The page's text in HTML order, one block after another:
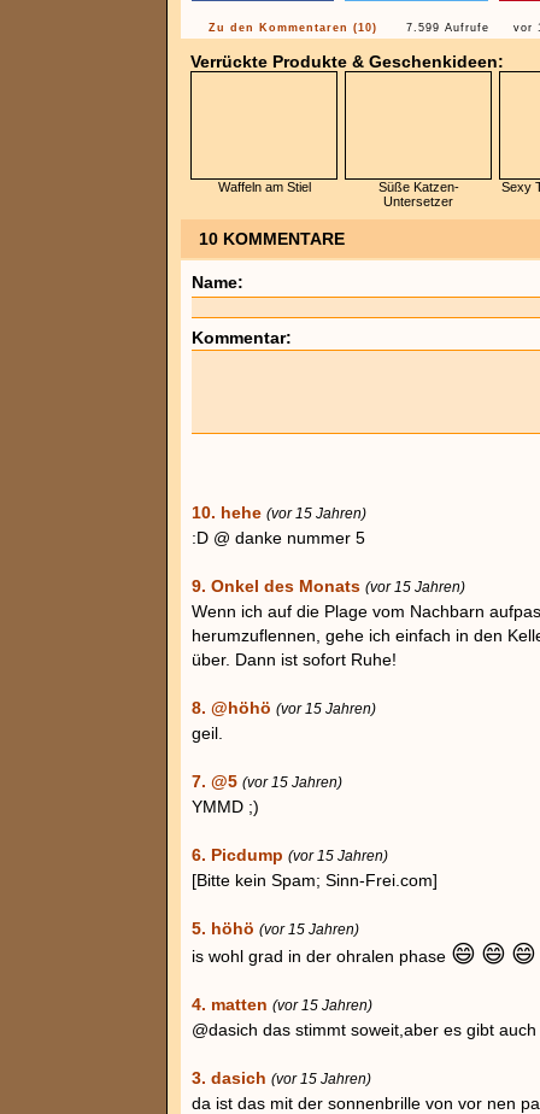
Zu den Kommentaren (10) 7.599 Aufrufe vor
Verrückte Produkte & Geschenkideen:
Waffeln am Stiel
Süße Katzen-
Untersetzer
Sexy
10 KOMMENTARE
Name:
Kommentar:
10. hehe (vor 15 Jahren)
:D @ danke nummer 5
9. Onkel des Monats (vor 15 Jahren)
Wenn ich auf die Plage vom Nachbarn
herumzuflennen, gehe ich einfach in den
über. Dann ist sofort Ruhe!
8. @höhö (vor 15 Jahren)
geil.
7. @5 (vor 15 Jahren)
YMMD ;)
6. Picdump (vor 15 Jahren)
[Bitte kein Spam; Sinn-Frei.com]
5. höhö (vor 15 Jahren)
is wohl grad in der ohralen phase 😄 😄 😄
4. matten (vor 15 Jahren)
@dasich das stimmt soweit,aber es gibt
3. dasich (vor 15 Jahren)
da ist das mit der sonnenbrille von vor nen